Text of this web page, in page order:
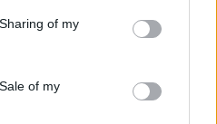
of my
of my
szigetelése,